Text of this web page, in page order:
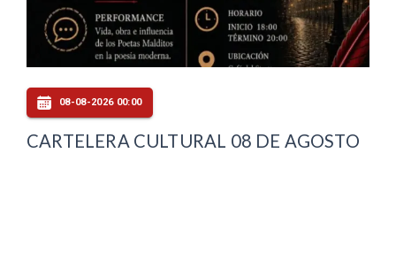
08-08-2026 00:00
CARTELERA CULTURAL 08 DE AGOSTO